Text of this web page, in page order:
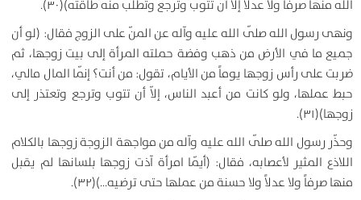
الله منها صرفاً ولا عدلاً إلاّ أن تتوب وترجع وتطلب منه طاقته)(۳۰).
ونهى رسول الله صلّى الله عليه وآله عن المنّ على الزوج فقال: (لو أن
جميع ما في الأرض من ذهب وفضة حملته المرأة إلى بيت زوجها، ثم
ضربت على رأس زوجها يوماً من الأيام، تقول: من أنت؟ إنّما المال مالي،
حبط عملها، ولو كانت من أعبد الناس، إلاّ أن تتوب وترجع وتعتذر إلى
زوجها)(۳۱).
وحذّر رسول الله صلّى الله عليه وآله من مواجهة الزوجة زوجها بالكلام
اللاذع المثير لأعصابه، فقال: (أيّما امرأة آذت زوجها بلسانها لم يقبل
منها صرفاً ولا عدلاً ولا حسنة من عملها حتى ترضيه…)(۳۲).